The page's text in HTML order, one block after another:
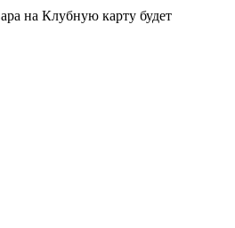
на Клубную карту будет